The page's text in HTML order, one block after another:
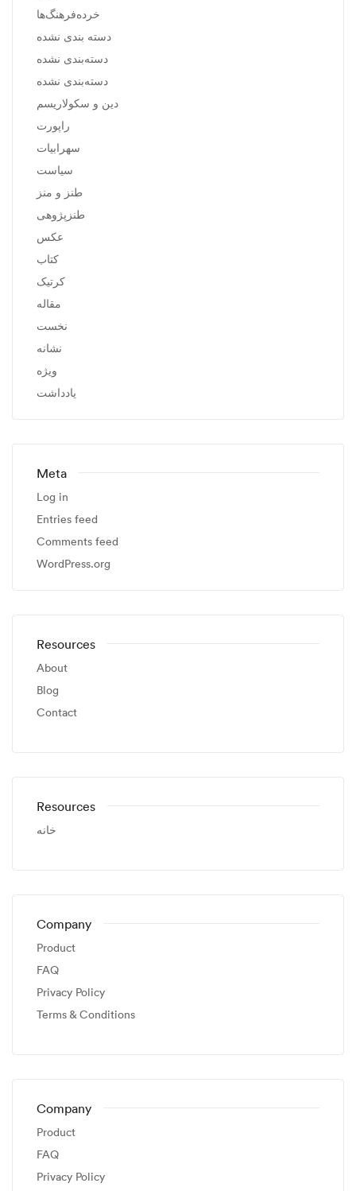
خرده‌فرهنگ‌ها
دسته بندی نشده
دسته‌بندی نشده
دسته‌بندی نشده
دین و سکولاریسم
راپورت
سهرابیات
سیاست
طنز و منز
طنزپژوهی
عکس
کتاب
کرتیک
مقاله
نخست
نشانه
ویژه
یادداشت
Meta
Log in
Entries feed
Comments feed
WordPress.org
Resources
About
Blog
Contact
Resources
خانه
Company
Product
FAQ
Privacy Policy
Terms & Conditions
Company
Product
FAQ
Privacy Policy